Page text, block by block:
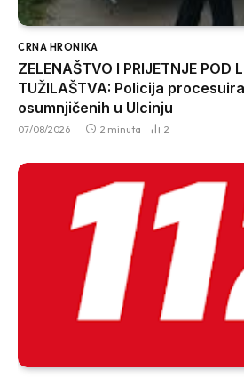
CRNA HRONIKA
ZELENAŠTVO I PRIJETNJE POD
TUŽILAŠTVA: Policija
osumnjičenih u Ulcinju
07/08/2026 2 minuta 2